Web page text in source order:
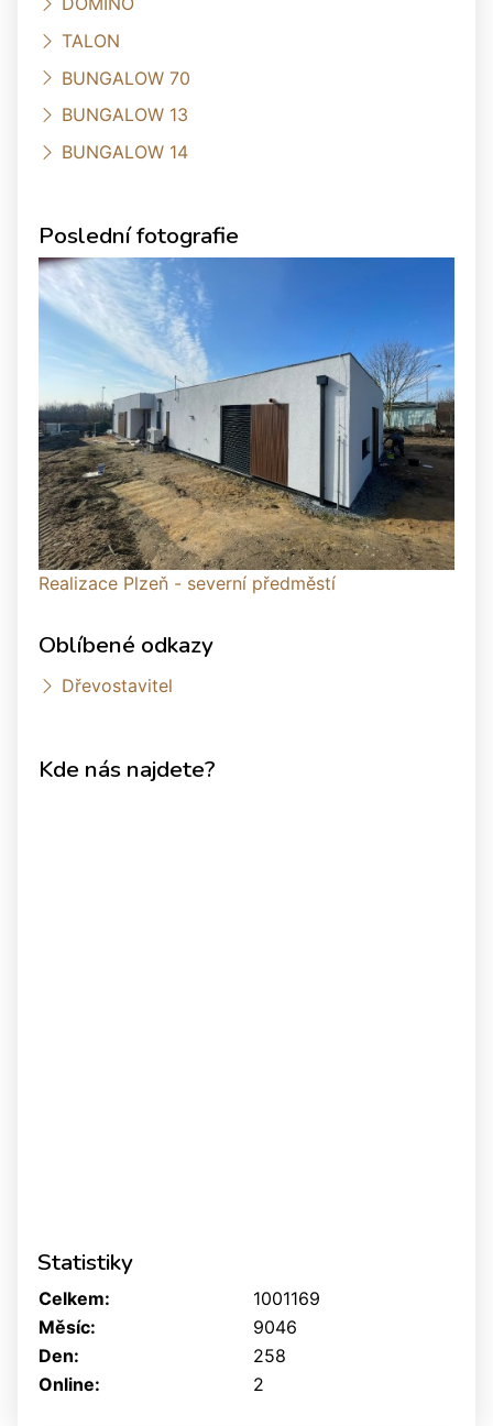
TALON
BUNGALOW 70
BUNGALOW 13
BUNGALOW 14
Poslední fotografie
Realizace Plzeň - severní předměstí
Oblíbené odkazy
Dřevostavitel
Kde nás najdete?
Statistiky
Online: 2
Celkem:
1001169
Měsíc:
9046
Den:
258